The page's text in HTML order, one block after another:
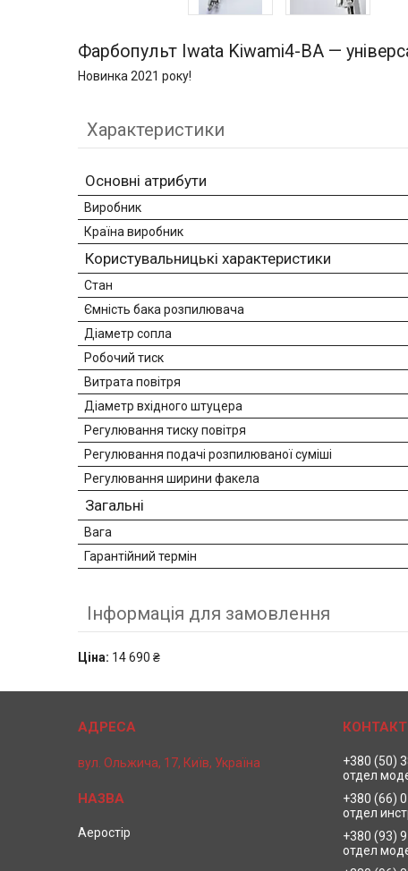
Фарбопульт Iwata Kiwami4-BA —
Новинка 2021 року!
Характеристики
Основні атрибути
Виробник
Країна виробник
Користувальницькі характеристики
Стан
Ємність бака розпилювача
Діаметр сопла
Робочий тиск
Витрата повітря
Діаметр вхідного штуцера
Регулювання тиску повітря
Регулювання подачі розпилюваної суміші
Регулювання ширини факела
Загальні
Вага
Гарантійний термін
Інформація для замовлення
Ціна: 14 690 ₴
вул. Ольжича, 17, Київ, Україна
Аеростір
+380 (50)
отдел
+380 (66)
отдел
+380 (93)
отдел